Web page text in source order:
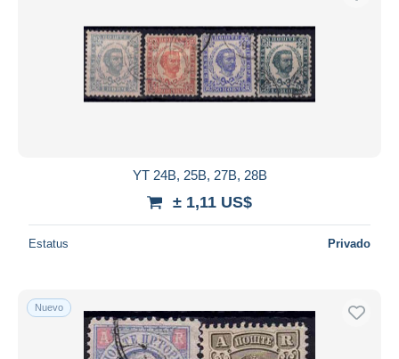
YT 24B, 25B, 27B, 28B
± 1,11 US$
Estatus Privado
Nuevo